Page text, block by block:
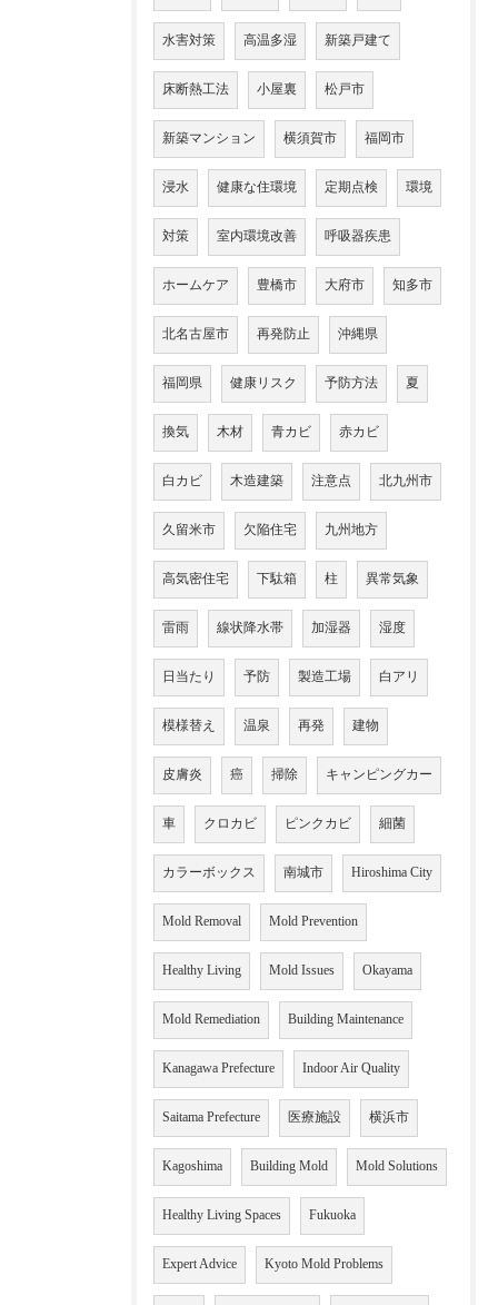
水害対策 高温多湿 新築戸建て
床断熱工法 小屋裏 松戸市
新築マンション 横須賀市 福岡市
浸水 健康な住環境 定期点検 環境
対策 室内環境改善 呼吸器疾患
ホームケア 豊橋市 大府市 知多市
北名古屋市 再発防止 沖縄県
福岡県 健康リスク 予防方法 夏
換気 木材 青カビ 赤カビ
白カビ 木造建築 注意点 北九州市
久留米市 欠陥住宅 九州地方
高気密住宅 下駄箱 柱 異常気象
雷雨 線状降水帯 加湿器 湿度
日当たり 予防 製造工場 白アリ
模様替え 温泉 再発 建物
皮膚炎 癌 掃除 キャンピングカー
車 クロカビ ピンクカビ 細菌
カラーボックス 南城市 Hiroshima City
Mold Removal Mold Prevention
Healthy Living Mold Issues Okayama
Mold Remediation Building Maintenance
Kanagawa Prefecture Indoor Air Quality
Saitama Prefecture 医療施設 横浜市
Kagoshima Building Mold Mold Solutions
Healthy Living Spaces Fukuoka
Expert Advice Kyoto Mold Problems